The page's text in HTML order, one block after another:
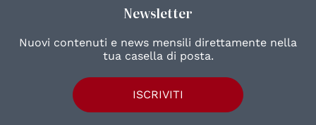
Newsletter
Nuovi contenuti e news mensili direttamente nella
tua casella di posta.
ISCRIVITI